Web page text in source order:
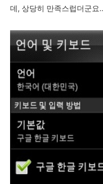
데, 상당히 만족스럽더군요..